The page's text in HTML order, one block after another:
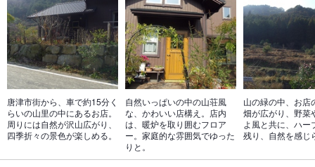
唐津市街から、車で約15分く
らいの山里の中にあるお店。
周りには自然が沢山広がり、
四季折々の景色が楽しめる。
自然いっぱいの中の山荘風
な、かわいい店構え。店内
は、暖炉を取り囲むフロア
ー。家庭的な雰囲気でゆった
りと。
山の緑の中、お店
畑が広がり、野菜
よ風と共に、ハー
残り、自然を感じ